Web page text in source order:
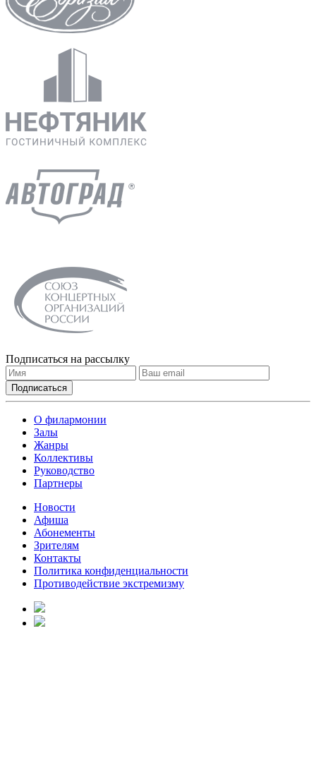
Подписаться на рассылку
О филармонии
Залы
Жанры
Коллективы
Руководство
Партнеры
Новости
Афиша
Абонементы
Зрителям
Контакты
Политика конфиденциальности
Противодействие экстремизму